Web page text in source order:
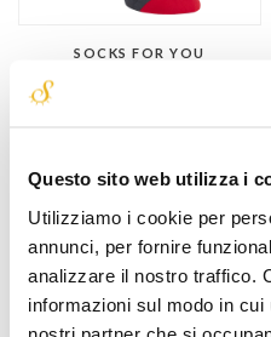
Questo sito web utilizza i
Utilizziamo i cookie per
annunci, per fornire
analizzare il nostro traffico.
informazioni sul modo in
nostri partner che si
SOCKS FOR YOU
transpirante
€ 25,90